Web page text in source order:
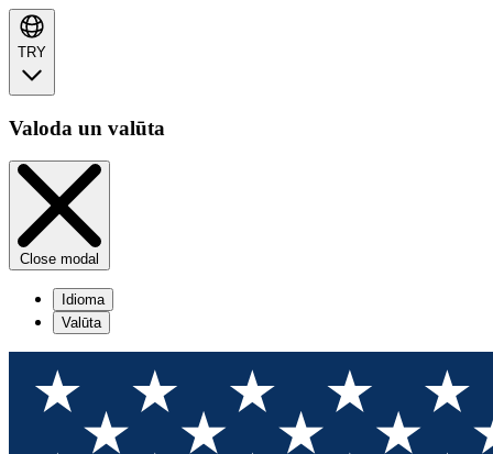
TRY
Valoda un valūta
Close modal
Idioma
Valūta